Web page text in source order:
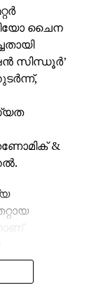
ചൈന
സിന്ധൂര്‍’
&